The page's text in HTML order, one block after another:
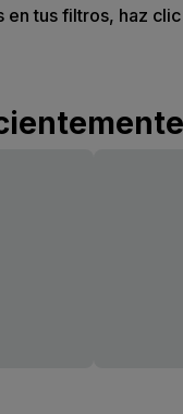
en tus filtros, haz